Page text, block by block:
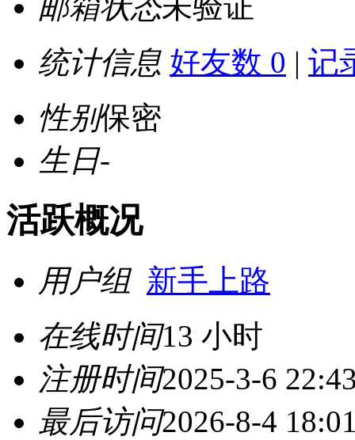
邮箱状态未验证
统计信息 好友数 0 | 记
性别保密
生日-
活跃概况
用户组 新手上路
在线时间13 小时
注册时间2025-3-6
最后访问2026-8-4